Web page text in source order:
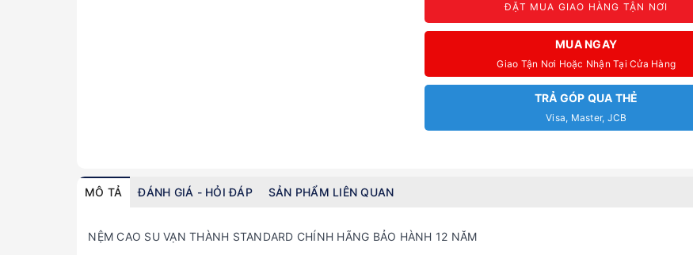
ĐẶT MUA GIAO HÀNG TẬN NƠI
MUA NGAY
Giao Tận Nơi Hoặc Nhận Tại Cửa Hàng
TRẢ GÓP QUA THẺ
Visa, Master, JCB
MÔ TẢ ĐÁNH GIÁ - HỎI ĐÁP SẢN PHẨM LIÊN QUAN
NỆM CAO SU VẠN THÀNH STANDARD CHÍNH HÃNG BẢO HÀNH 12 NĂM